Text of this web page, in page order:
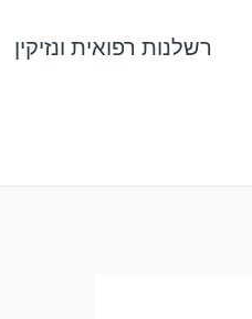
רשלנות רפואית ונזיקין